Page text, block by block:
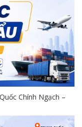
Chính Ngạch –